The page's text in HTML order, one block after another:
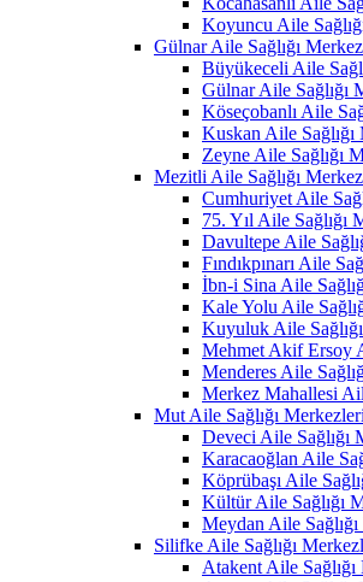
Koyuncu Aile
Gülnar Aile Sağlığı
Büyükeceli Aile
Gülnar Aile Sağlığı
Köseçobanlı Aile
Kuskan Aile Sağlığı
Zeyne Aile Sağlığı
Mezitli Aile Sağlığı
Cumhuriyet Aile
75. Yıl Aile Sağlığı
Davultepe Aile
Fındıkpınarı Aile
İbn-i Sina Aile
Kale Yolu Aile
Kuyuluk Aile
Mehmet Akif Ersoy
Menderes Aile
Merkez Mahallesi
Mut Aile Sağlığı Merkezleri
Deveci Aile Sağlığı
Karacaoğlan Aile
Köprübaşı Aile
Kültür Aile Sağlığı
Meydan Aile
Silifke Aile Sağlığı
Atakent Aile